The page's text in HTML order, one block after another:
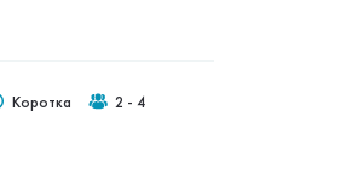
Коротка
2 - 4